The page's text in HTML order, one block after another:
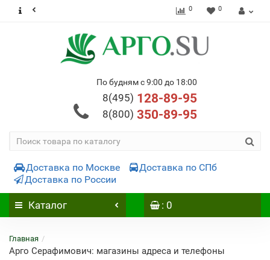
0 0
По будням с 9:00 до 18:00
8(495) 128-89-95
8(800) 350-89-95
Доставка по Москве
Доставка по СПб
Доставка по России
Каталог : 0
Главная
Арго Серафимович: магазины адреса и телефоны